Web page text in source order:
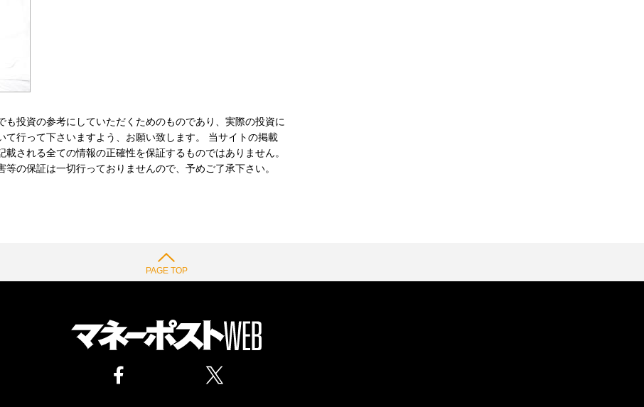
投資の参考にしていただくためのものであり、実際の投資に
て行って下さいますよう、お願い致します。 当サイトの掲載
される全ての情報の正確性を保証するものではありません。
の保証は一切行っておりませんので、予めご了承下さい。
PAGE TOP